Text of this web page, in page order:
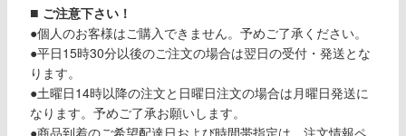
■ ご注意下さい！
●個人のお客様はご購入できません。予めご了承ください。
●平日15時30分以後のご注文の場合は翌日の受付・発送とな
ります。
●土曜日14時以降の注文と日曜日注文の場合は月曜日発送に
なります。予めご了承お願いします。
●商品到着のご希望配達日および時間帯指定は、注文情報ペ